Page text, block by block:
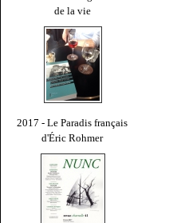
de la vie
2017 - Le Paradis français
d'Éric Rohmer